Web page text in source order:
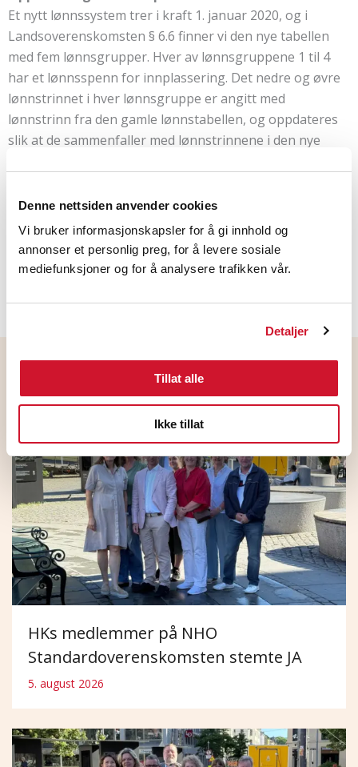
Denne nettsiden anvender cookies
Vi bruker informasjonskapsler for å gi innhold og
annonser et personlig preg, for å levere sosiale
mediefunksjoner og for å analysere trafikken vår.
Detaljer
Tillat alle
Ikke tillat
Et nytt lønnssystem trer i kraft 1. januar 2020, og i
Landsoverenskomsten § 6.6 finner vi den nye tabellen
med fem lønnsgrupper. Hver av lønnsgruppene 1 til 4
har et lønnsspenn for innplassering. Det nedre og øvre
lønnstrinnet i hver lønnsgruppe er angitt med
lønnstrinn fra den gamle lønnstabellen, og oppdateres
slik at de sammenfaller med lønnstrinnene i den nye
Les protokollen nedenfor.
LinkedIn Facebook
Flere nyheter
HKs medlemmer på NHO
Standardoverenskomsten stemte JA
5. august 2026